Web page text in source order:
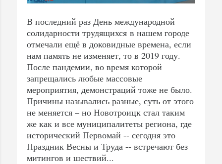
В последний раз День международной
солидарности трудящихся в нашем городе
отмечали ещё в доковидные времена, если
нам память не изменяет, то в 2019 году.
После пандемии, во время которой
запрещались любые массовые
мероприятия, демонстраций тоже не было.
Причины назывались разные, суть от этого
не меняется – но Новотроицк стал таким
же как и все муниципалитеты региона, где
исторический Первомай -- сегодня это
Праздник Весны и Труда -- встречают без
митингов и шествий...